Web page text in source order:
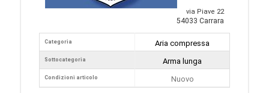
via Piave 22
54033 Carrara
Categoria
Sottocategoria
Condizioni articolo
Aria compressa
Arma lunga
Nuovo